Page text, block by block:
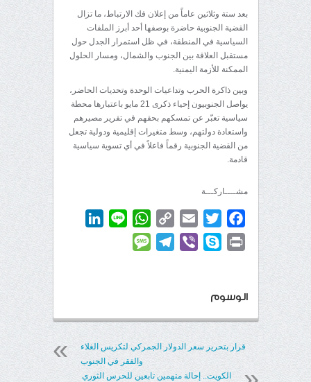
بعد ستة وثلاثين عاماً من إعلان فك الارتباط، ما تزال
القضية الجنوبية حاضرة بوصفها أحد أبرز الملفات
السياسية في المنطقة، في ظل استمرار الجدل حول
مستقبل العلاقة بين الجنوب والشمال، ومسار الحلول
الممكنة للأزمة اليمنية.
وبين ذاكرة الحرب وتداعيات الوحدة وتحديات الحاضر،
يواصل الجنوبيون إحياء ذكرى 21 مايو باعتبارها محطة
سياسية تعبّر عن تمسكهم بحقهم في تقرير مصيرهم
واستعادة دولتهم، وسط متغيرات إقليمية ودولية تجعل
من القضية الجنوبية رقماً فاعلاً في أي تسوية سياسية
قادمة.
مشــــاركـــة
Facebook
Twitter
Email
Copy
Link
WhatsApp
Line
Print
Skype
Viber
Telegram
الوسوم
قرار بتحرير سعر الدولار الجمركي لتكريس الغلاء
والفقر في الجنوب
الكويت.. إحالة متهمين تابعين للحرس الثوري